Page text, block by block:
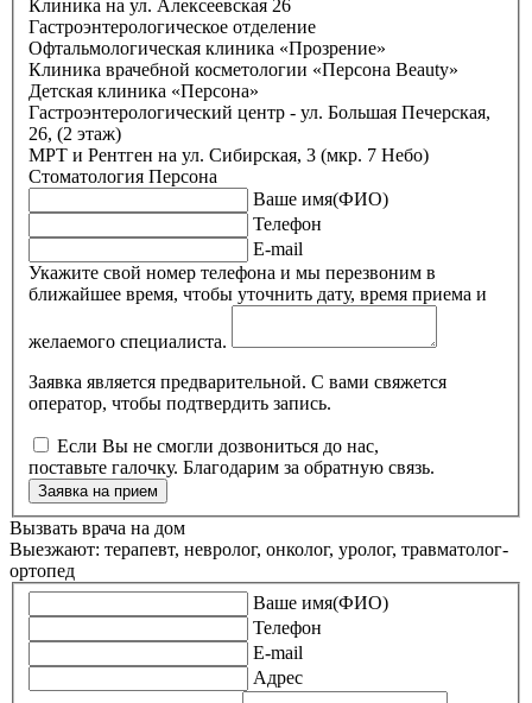
Клиника на ул. Алексеевская 26
Гастроэнтерологическое отделение
Офтальмологическая клиника «Прозрение»
Клиника врачебной косметологии «Персона Beauty»
Детская клиника «Персона»
Гастроэнтерологический центр - ул. Большая Печерская,
26, (2 этаж)
МРТ и Рентген на ул. Сибирская, 3 (мкр. 7 Небо)
Стоматология Персона
Ваше имя(ФИО)
Телефон
E-mail
Укажите свой номер телефона и мы перезвоним в
ближайшее время, чтобы уточнить дату, время приема и
желаемого специалиста.
Заявка является предварительной. С вами свяжется
оператор, чтобы подтвердить запись.
Если Вы не смогли дозвониться до нас,
поставьте галочку. Благодарим за обратную связь.
Заявка на прием
Вызвать врача на дом
Выезжают: терапевт, невролог, онколог, уролог, травматолог-
ортопед
Ваше имя(ФИО)
Телефон
E-mail
Адрес